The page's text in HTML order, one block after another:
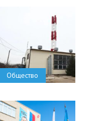
Общество